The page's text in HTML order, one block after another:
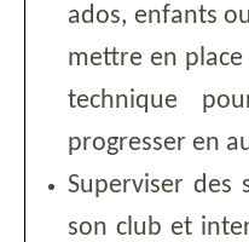
ados, enfants
mettre en
technique
progresser en
Superviser des
son club et